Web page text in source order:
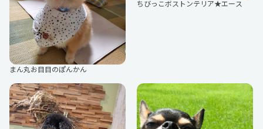
おとなぴ
Hiroko 黎
まん丸お目目のぽんかん
ちびっこボストンテリア★エース